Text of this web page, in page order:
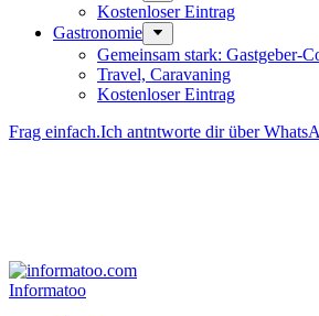
Kosten­loser Eintrag
Gastro­nomie
Gemeinsam stark: Gastgeber-
Travel, Caravaning
Kosten­loser Eintrag
Frag einfach.Ich antntworte dir über
Informatoo